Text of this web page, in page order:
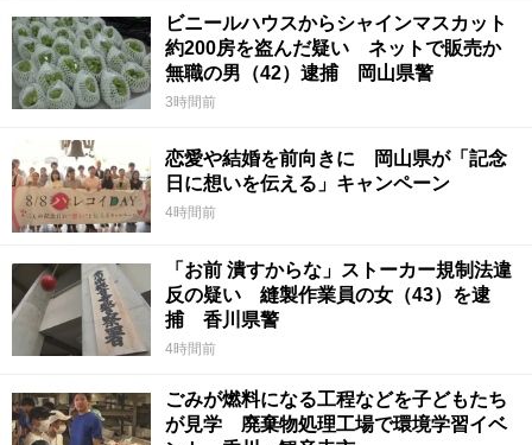
ビニールハウスからシャインマスカット
約200房を盗んだ疑い ネットで販売か
無職の男（42）逮捕 岡山県警
3時間前
恋愛や結婚を前向きに 岡山県が「記念
日に想いを伝える」キャンペーン
4時間前
「お前 潰すからな」ストーカー規制法違
反の疑い 縫製作業員の女（43）を逮
捕 香川県警
4時間前
ごみが燃料になる工程などを子どもたち
が見学 廃棄物処理工場で環境学習イベ